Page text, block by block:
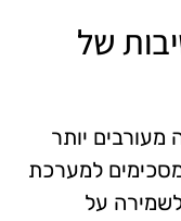
של
מעורבים יותר
למערכת
על